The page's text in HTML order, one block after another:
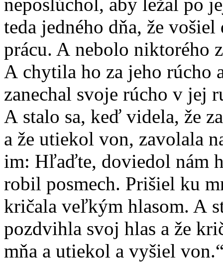
teda jedného dňa, že
prácu. A nebolo niktorého
A chytila ho za jeho rúcho
zanechal svoje rúcho v jej
A stalo sa, keď videla, že
a že utiekol von, zavolala
im: Hľaďte, doviedol nám
robil posmech. Prišiel ku
kričala veľkým hlasom. A
pozdvihla svoj hlas a že
mňa a utiekol a vyšiel